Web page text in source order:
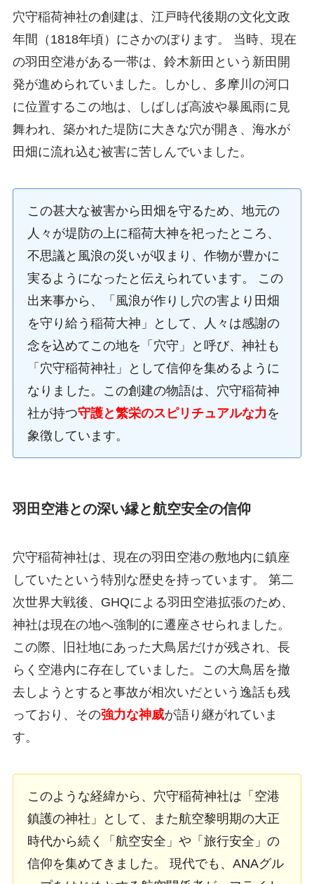
穴守稲荷神社の創建は、江戸時代後期の文化文政
年間（1818年頃）にさかのぼります。 当時、現在
の羽田空港がある一帯は、鈴木新田という新田開
発が進められていました。しかし、多摩川の河口
に位置するこの地は、しばしば高波や暴風雨に見
舞われ、築かれた堤防に大きな穴が開き、海水が
田畑に流れ込む被害に苦しんでいました。
この甚大な被害から田畑を守るため、地元の
人々が堤防の上に稲荷大神を祀ったところ、
不思議と風浪の災いが収まり、作物が豊かに
実るようになったと伝えられています。 この
出来事から、「風浪が作りし穴の害より田畑
を守り給う稲荷大神」として、人々は感謝の
念を込めてこの地を「穴守」と呼び、神社も
「穴守稲荷神社」として信仰を集めるように
なりました。この創建の物語は、穴守稲荷神
社が持つ守護と繁栄のスピリチュアルな力 を
象徴しています。
羽田空港との深い縁と航空安全の信仰
穴守稲荷神社は、現在の羽田空港の敷地内に鎮座
していたという特別な歴史を持っています。 第二
次世界大戦後、GHQによる羽田空港拡張のため、
神社は現在の地へ強制的に遷座させられました。
この際、旧社地にあった大鳥居だけが残され、長
らく空港内に存在していました。この大鳥居を撤
去しようとすると事故が相次いだという逸話も残
っており、その強力な神威が語り継がれていま
す。
このような経緯から、穴守稲荷神社は「空港
鎮護の神社」として、また航空黎明期の大正
時代から続く「航空安全」や「旅行安全」の
信仰を集めてきました。 現代でも、ANAグル